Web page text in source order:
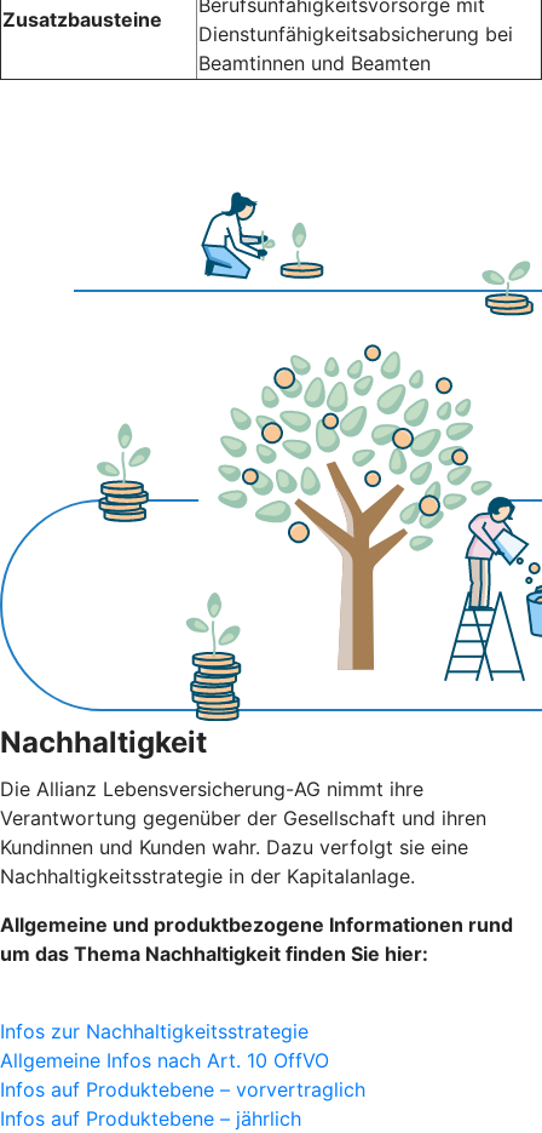
Zusatzbausteine
Berufsunfähigkeitsvorsorge mit
Dienstunfähigkeitsabsicherung bei
Beamtinnen und Beamten
Nachhaltigkeit
Die Allianz Lebensversicherung-AG nimmt ihre
Verantwortung gegenüber der Gesellschaft und ihren
Kundinnen und Kunden wahr. Dazu verfolgt sie eine
Nachhaltigkeitsstrategie in der Kapitalanlage.
Allgemeine und produktbezogene Informationen rund
um das Thema Nachhaltigkeit finden Sie hier:
Infos zur Nachhaltigkeitsstrategie
Allgemeine Infos nach Art. 10 OffVO
Infos auf Produktebene – vorvertraglich
Infos auf Produktebene – jährlich